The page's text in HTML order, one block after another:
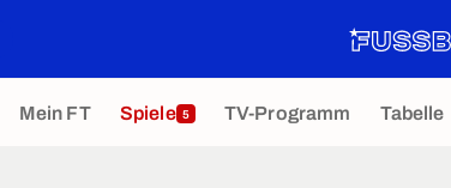
Mein FT Spiele 5 TV-Programm Tabelle